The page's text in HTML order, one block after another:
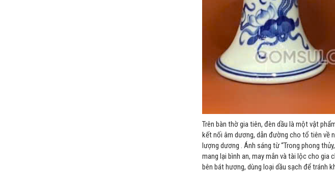
Trên bàn thờ gia tiên, đèn dầu là một vật
kết nối âm dương, dẫn đường cho tổ tiên về
lượng dương .​ Ánh sáng từ “Trong phong
mang lại bình an, may mắn và tài lộc cho gia
bên bát hương, dùng loại dầu sạch để tránh